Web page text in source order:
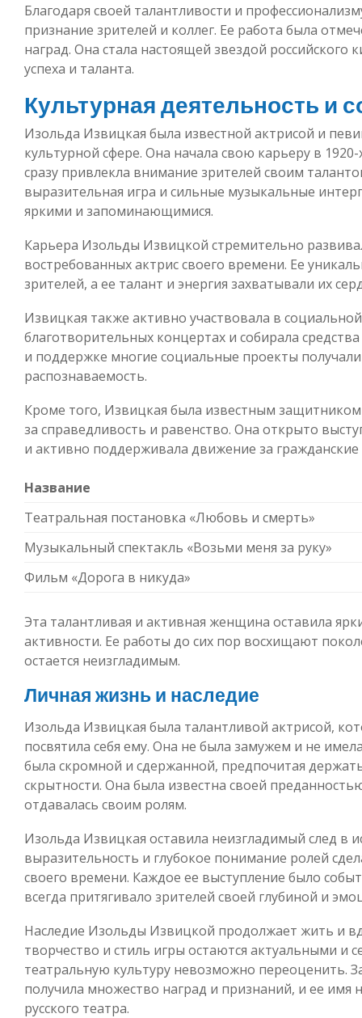
Благодаря своей талантливости и
признание зрителей и коллег. Ее работа была
наград. Она стала настоящей звездой
успеха и таланта.
Культурная деятельность и
Изольда Извицкая была известной актрисой и
культурной сфере. Она начала свою карьеру в
сразу привлекла внимание зрителей своим
выразительная игра и сильные музыкальные
яркими и запоминающимися.
Карьера Изольды Извицкой стремительно
востребованных актрис своего времени. Ее
зрителей, а ее талант и энергия захватывали их
Извицкая также активно участвовала в
благотворительных концертах и собирала
и поддержке многие социальные проекты
распознаваемость.
Кроме того, Извицкая была известным
за справедливость и равенство. Она открыто
и активно поддерживала движение за гражданские
Название
Театральная постановка «Любовь и смерть»
Музыкальный спектакль «Возьми меня за руку»
Фильм «Дорога в никуда»
Эта талантливая и активная женщина оставила
активности. Ее работы до сих пор восхищают
остается неизгладимым.
Личная жизнь и наследие
Изольда Извицкая была талантливой актрисой,
посвятила себя ему. Она не была замужем и не
была скромной и сдержанной, предпочитая
скрытности. Она была известна своей
отдавалась своим ролям.
Изольда Извицкая оставила неизгладимый след в
выразительность и глубокое понимание ролей
своего времени. Каждое ее выступление было
всегда притягивало зрителей своей глубиной и
Наследие Изольды Извицкой продолжает жить и
творчество и стиль игры остаются актуальными и
театральную культуру невозможно переоценить.
получила множество наград и признаний, и ее имя
русского театра.